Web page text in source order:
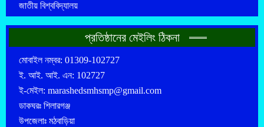
জাতীয় বিশ্ববিদ্যালয়
প্রতিষ্ঠানের মেইলিং ঠিকনা
মোবাইল নম্বর: 01309-102727
ই. আই. আই. এন: 102727
ই-মেইল: marashedsmhsmp@gmail.com
ডাকঘরঃ শিলারগঞ্জ
উপজেলাঃ মঠবাড়িয়া